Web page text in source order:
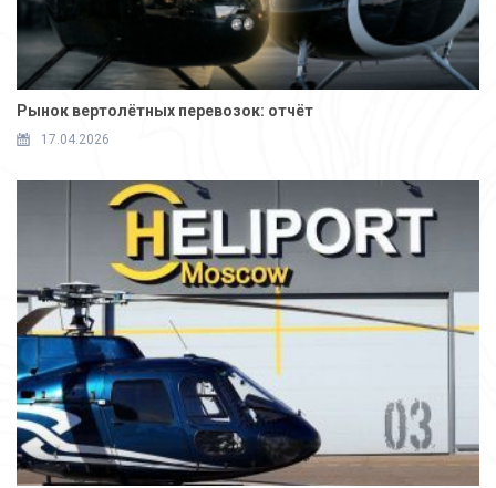
Рынок вертолётных перевозок: отчёт
17.04.2026